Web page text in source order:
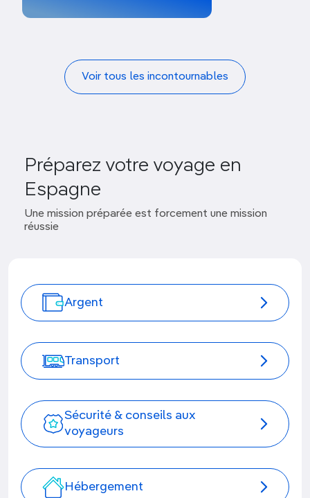
Voir tous les incontournables
Préparez votre voyage en
Espagne
Une mission préparée est forcement une mission
réussie
Argent
Transport
Sécurité & conseils aux
voyageurs
Hébergement